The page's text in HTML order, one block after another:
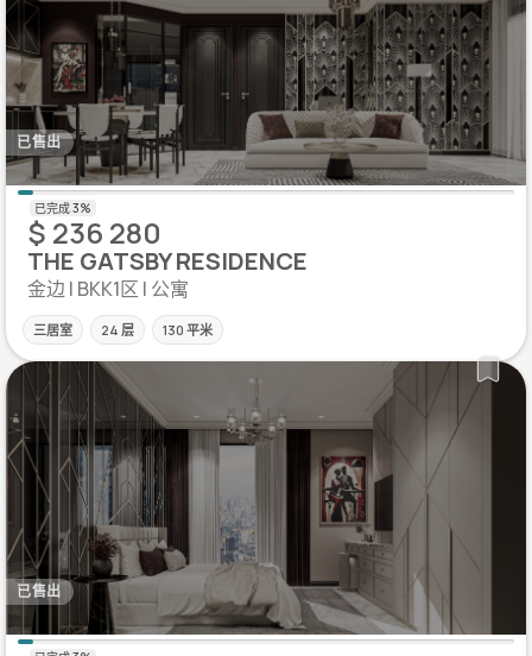
已售出
$ 236 280
THE GATSBY RESIDENCE
金边 | BKK1区 | 公寓
三居室 24 层 130 平米
已售出